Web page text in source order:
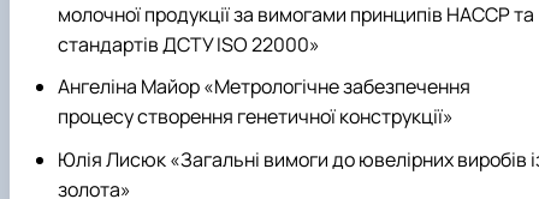
молочної продукції за вимогами принципів НАССР та
стандартів ДСТУ ISO 22000»
Ангеліна Майор«Метрологічнезабезпечення
процесу створення генетичної конструкції»
Юлія Лисюк«Загальні вимоги до ювелірних виробів
золота»